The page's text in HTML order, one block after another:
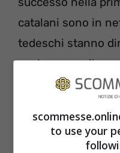
catalani sono in
tedeschi stanno
anche senza il
Lewandowski
proprio tra i
to use your